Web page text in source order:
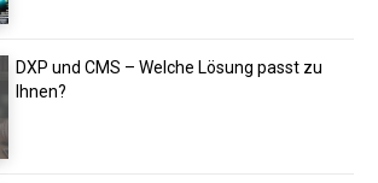
DXP und CMS – Welche Lösung passt zu
Ihnen?